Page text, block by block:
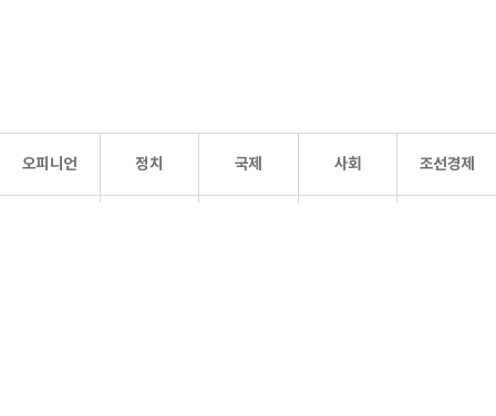
오피니언 정치 국제 사회 조선경제